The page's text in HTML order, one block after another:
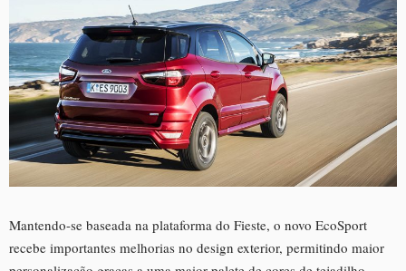
Mantendo-se baseada na plataforma do Fieste, o novo EcoSport
recebe importantes melhorias no design exterior, permitindo maior